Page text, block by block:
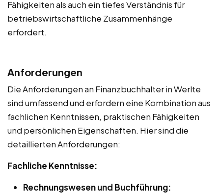
Fähigkeiten als auch ein tiefes Verständnis für
betriebswirtschaftliche Zusammenhänge
erfordert.
Anforderungen
Die Anforderungen an Finanzbuchhalter in Werlte
sind umfassend und erfordern eine Kombination aus
fachlichen Kenntnissen, praktischen Fähigkeiten
und persönlichen Eigenschaften. Hier sind die
detaillierten Anforderungen:
Fachliche Kenntnisse:
Rechnungswesen und Buchführung: